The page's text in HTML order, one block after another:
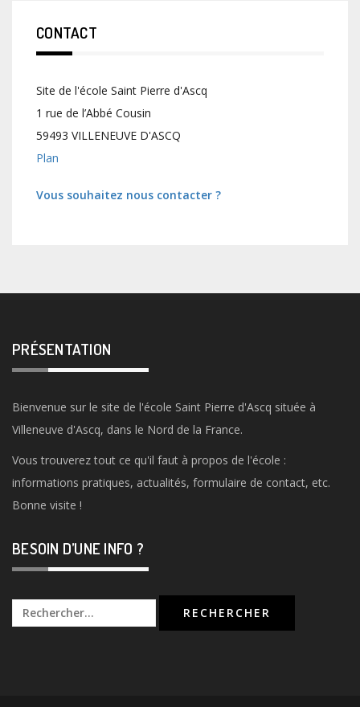
CONTACT
Site de l'école Saint Pierre d'Ascq
1 rue de l’Abbé Cousin
59493 VILLENEUVE D'ASCQ
Plan
Vous souhaitez nous contacter ?
PRÉSENTATION
Bienvenue sur le site de l'école Saint Pierre d'Ascq située à
Villeneuve d'Ascq, dans le Nord de la France.
Vous trouverez tout ce qu'il faut à propos de l'école :
informations pratiques, actualités, formulaire de contact, etc.
Bonne visite !
BESOIN D’UNE INFO ?
Rechercher :